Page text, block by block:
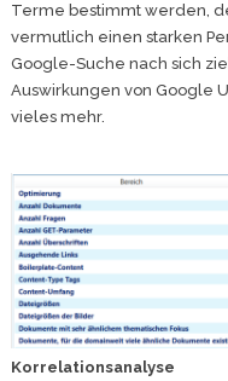
Terme bestimmt werden,
vermutlich einen starken
Google-Suche nach sich
Auswirkungen von Google
vieles mehr.
Korrelationsanalyse